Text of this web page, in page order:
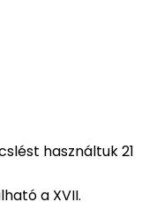
használtuk 21
a XVII.